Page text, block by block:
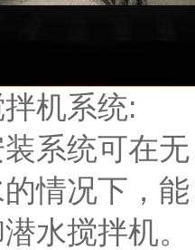
机系统:
系统可在无
情况下，能
水搅拌机。